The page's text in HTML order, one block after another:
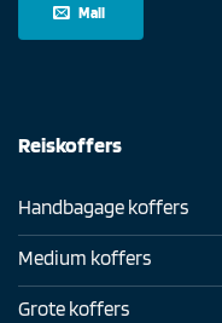
Mail
Reiskoffers
Handbagage koffers
Medium koffers
Grote koffers